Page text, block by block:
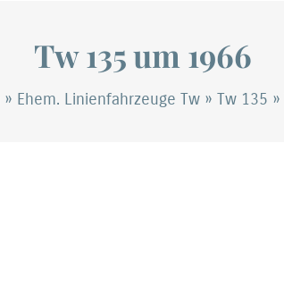
Tw 135 um 1966
» Ehem. Linienfahrzeuge Tw» Tw 135 »